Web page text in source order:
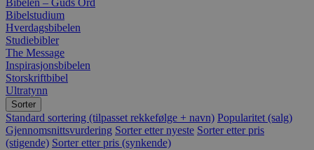
Bibelen – Guds Ord
Bibelstudium
Hverdagsbibelen
Studiebibler
The Message
Inspirasjonsbibelen
Storskriftbibel
Ultratynn
Sorter
Standard sortering (tilpasset rekkefølge + navn) Popularitet (salg)
Gjennomsnittsvurdering Sorter etter nyeste Sorter etter pris
(stigende) Sorter etter pris (synkende)